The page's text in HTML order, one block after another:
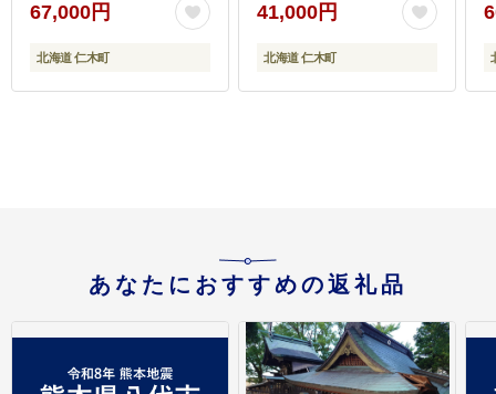
コメ [JA新おたる]
67,000円
北海道 仁木町
コメ [JA新おたる]
41,000円
北海道 仁木町
あなたにおすすめの返礼品